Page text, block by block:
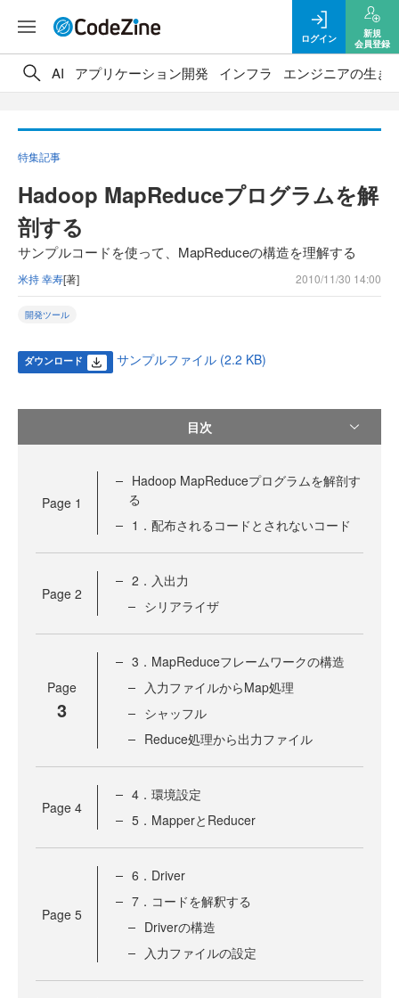
ログイン
新規
会員登録
AI アプリケーション開発 インフラ エンジニアの生き
特集記事
Hadoop MapReduceプログラムを解
剖する
サンプルコードを使って、MapReduceの構造を理解する
米持 幸寿[著] 2010/11/30 14:00
開発ツール
ダウンロード サンプルファイル (2.2 KB)
目次
Page 1
Hadoop MapReduceプログラムを解剖す
る
1．配布されるコードとされないコード
Page 2
2．入出力
シリアライザ
Page
3
3．MapReduceフレームワークの構造
入力ファイルからMap処理
シャッフル
Reduce処理から出力ファイル
Page 4
4．環境設定
5．MapperとReducer
Page 5
6．Driver
7．コードを解釈する
Driverの構造
入力ファイルの設定